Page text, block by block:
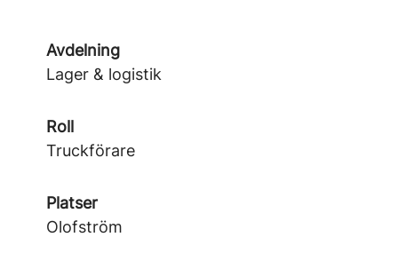
Avdelning
Lager & logistik
Roll
Truckförare
Platser
Olofström